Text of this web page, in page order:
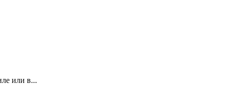
или в...